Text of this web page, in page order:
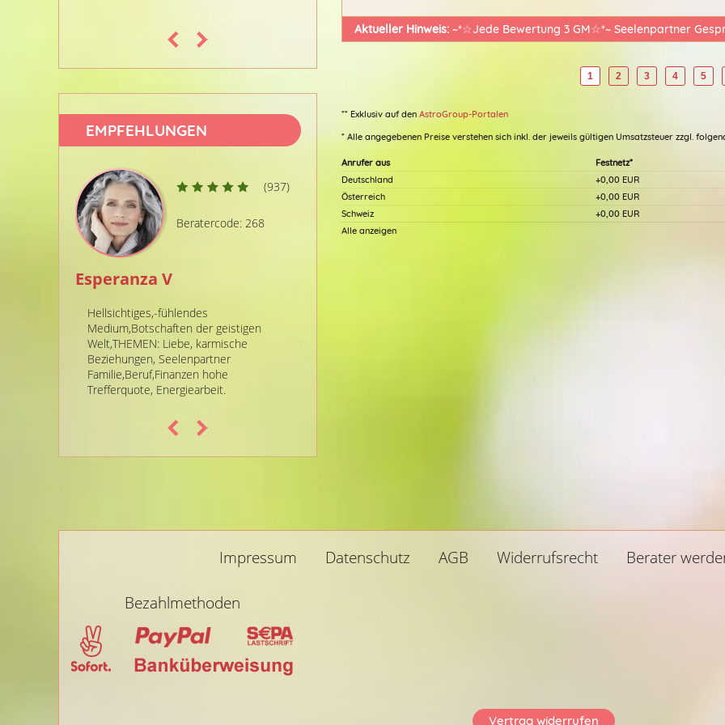
EMPFEHLUNGEN
(937)
Beratercode: 268
Esperanza V
Hellsichtiges,-fühlendes
Medium,Botschaften der geistigen
Welt,THEMEN: Liebe, karmische
Beziehungen, Seelenpartner
Familie,Beruf,Finanzen hohe
Trefferquote, Energiearbeit.
Beratercode: 105
Aktueller Hinweis: ~*☆Jede Bewertung 3 GM☆*~ Seelenpartner
1 2 3 4 5
** Exklusiv auf den AstroGroup-Portalen
* Alle angegebenen Preise verstehen sich inkl. der jeweils gültigen Umsatzsteuer zzgl.
Anrufer aus Festnetz*
Deutschland
+0,00 EUR
Österreich
+0,00 EUR
Schweiz
+0,00 EUR
Alle anzeigen
Impressum Datenschutz AGB Widerrufsrecht Berater
Bezahlmethoden
Vertrag widerrufen